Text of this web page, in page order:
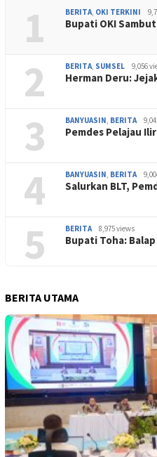
1 BERITA, OKI TERKINI
Bupati OKI
2 BERITA, SUMSEL 9,056
Herman Deru:
3 BANYUASIN, BERITA
Pemdes Pelajau
4 BANYUASIN, BERITA
Salurkan BLT,
5 BERITA 8,975 views
Bupati Toha:
BERITA UTAMA